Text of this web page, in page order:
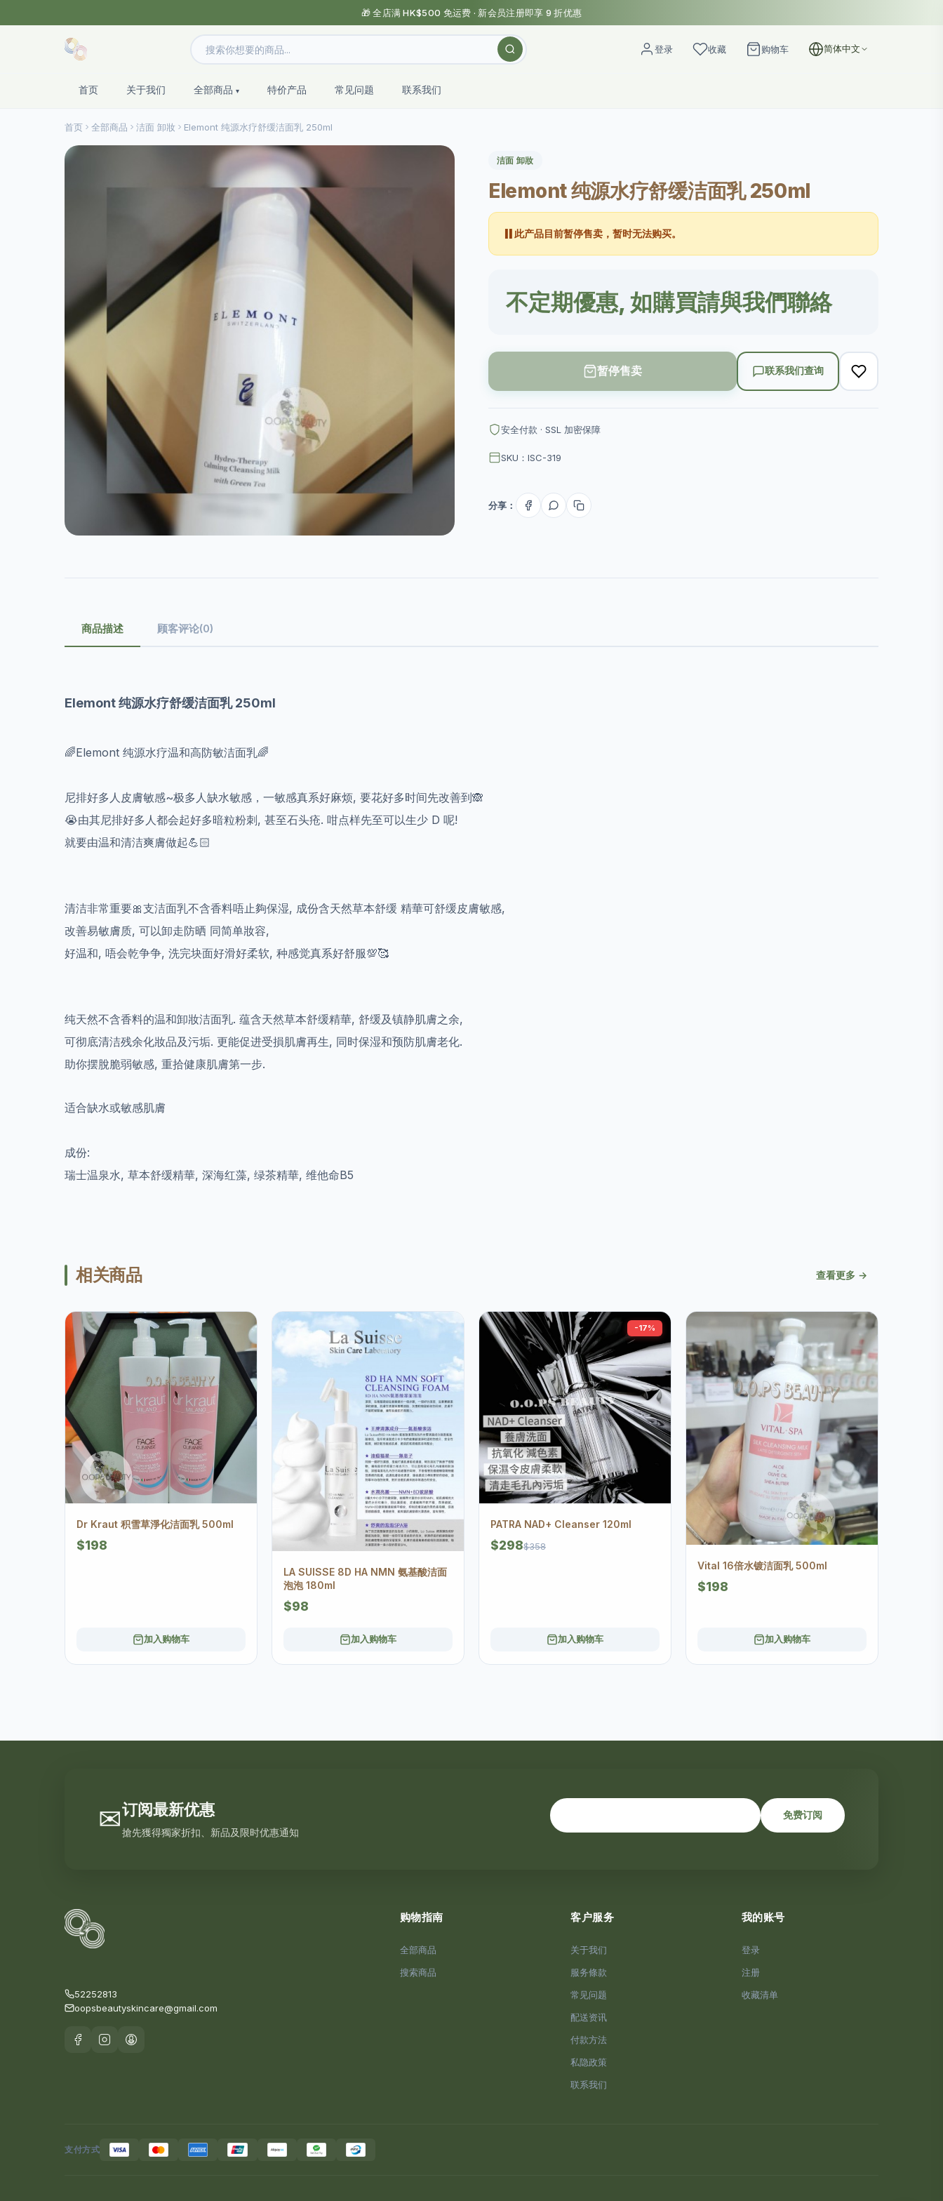
🎁 全店满 HK$500 免运费 · 新会员注册即享 9 折优惠
登录 收藏 购物车 简体中文
首页 关于我们 全部商品 特价产品 常见问题 联系我们
首页 全部商品 洁面 卸妝 Elemont 纯源水疗舒缓洁面乳 250ml
洁面 卸妝
Elemont 纯源水疗舒缓洁面乳 250ml
⏸️ 此产品目前暂停售卖，暂时无法购买。
不定期優惠, 如購買請與我們聯絡
暂停售卖 联系我们查询
安全付款 · SSL 加密保障
SKU：ISC-319
分享：
商品描述 顾客评论(0)
Elemont 纯源水疗舒缓洁面乳 250ml
🌈Elemont 纯源水疗温和高防敏洁面乳🌈
尼排好多人皮膚敏感~极多人缺水敏感，一敏感真系好麻烦, 要花好多时间先改善到🙈
😭由其尼排好多人都会起好多暗粒粉刺, 甚至石头疮. 咁点样先至可以生少 D 呢!
就要由温和清洁爽膚做起💪🏻
清洁非常重要🎀支洁面乳不含香料唔止夠保湿, 成份含天然草本舒缓 精華可舒缓皮膚敏感,
改善易敏膚质, 可以卸走防晒 同简单妝容,
好温和, 唔会乾争争, 洗完块面好滑好柔软, 种感觉真系好舒服💯🥰
纯天然不含香料的温和卸妝洁面乳. 蕴含天然草本舒缓精華, 舒缓及镇静肌膚之余,
可彻底清洁残余化妝品及污垢. 更能促进受損肌膚再生, 同时保湿和预防肌膚老化.
助你摆脫脆弱敏感, 重拾健康肌膚第一步.
适合缺水或敏感肌膚
成份:
瑞士温泉水, 草本舒缓精華, 深海红藻, 绿茶精華, 维他命B5
相关商品 查看更多 →
Dr Kraut 积雪草淨化洁面乳 500ml
$198
加入购物车
LA SUISSE 8D HA NMN 氨基酸洁面
泡泡 180ml
$98
加入购物车
-17%
PATRA NAD+ Cleanser 120ml
$298$358
加入购物车
Vital 16倍水镀洁面乳 500ml
$198
加入购物车
✉订阅最新优惠
搶先獲得獨家折扣、新品及限时优惠通知
免费订阅
52252813
oopsbeautyskincare@gmail.com
购物指南
全部商品
搜索商品
客户服务
关于我们
服务條款
常见问题
配送资讯
付款方法
私隐政策
联系我们
我的账号
登录
注册
收藏清单
支付方式